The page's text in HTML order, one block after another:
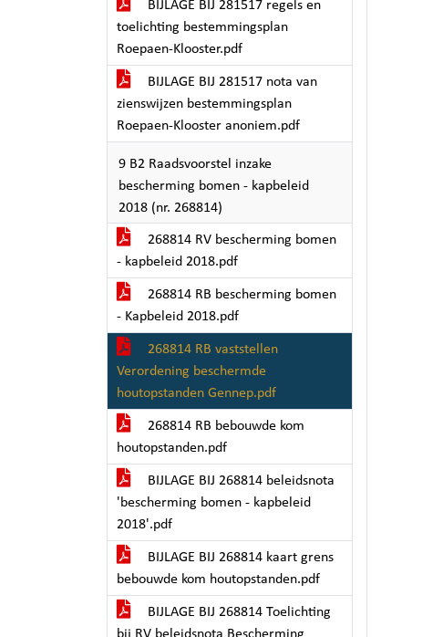
BIJLAGE BIJ 281517 regels en
toelichting bestemmingsplan
Roepaen-Klooster.pdf
BIJLAGE BIJ 281517 nota van
zienswijzen bestemmingsplan
Roepaen-Klooster anoniem.pdf
9 B2 Raadsvoorstel inzake
bescherming bomen - kapbeleid
2018 (nr. 268814)
268814 RV bescherming bomen
- kapbeleid 2018.pdf
268814 RB bescherming bomen
- Kapbeleid 2018.pdf
268814 RB vaststellen
Verordening beschermde
houtopstanden Gennep.pdf
268814 RB bebouwde kom
houtopstanden.pdf
BIJLAGE BIJ 268814 beleidsnota
'bescherming bomen - kapbeleid
2018'.pdf
BIJLAGE BIJ 268814 kaart grens
bebouwde kom houtopstanden.pdf
BIJLAGE BIJ 268814 Toelichting